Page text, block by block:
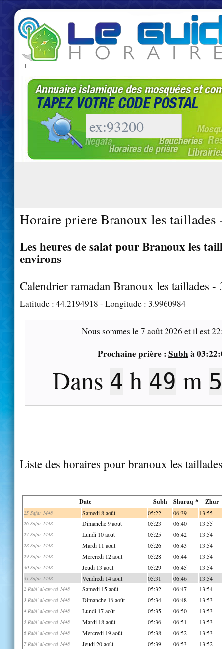
|
Horaire priere Branoux les taillades
Les heures de salat pour Branoux les
environs
Calendrier ramadan Branoux les taillades -
Latitude : 44.2194918 - Longitude : 3.9960984
Nous sommes le7 août 2026 et il est
Prochaine prière : Subhà
Dans 4 h 49 m
Liste des horaires pour branoux les taillades
Date Subh Shuruq * Zhur
25 Safar 1448 Samedi 8 août 05:22 06:39 13:55
26 Safar 1448 Dimanche 9 août 05:23 06:40 13:55
27 Safar 1448 Lundi 10 août 05:25 06:42 13:54
28 Safar 1448 Mardi 11 août 05:26 06:43 13:54
29 Safar 1448 Mercredi 12 août 05:28 06:44 13:54
30 Safar 1448 Jeudi 13 août 05:29 06:45 13:54
31 Safar 1448 Vendredi 14 août 05:31 06:46 13:54
2 Rabi' al-awwal 1448 Samedi 15 août 05:32 06:47 13:54
3 Rabi' al-awwal 1448 Dimanche 16 août 05:34 06:48 13:53
4 Rabi' al-awwal 1448 Lundi 17 août 05:35 06:50 13:53
5 Rabi' al-awwal 1448 Mardi 18 août 05:36 06:51 13:53
6 Rabi' al-awwal 1448 Mercredi 19 août 05:38 06:52 13:53
7 Rabi' al-awwal 1448 Jeudi 20 août 05:39 06:53 13:52